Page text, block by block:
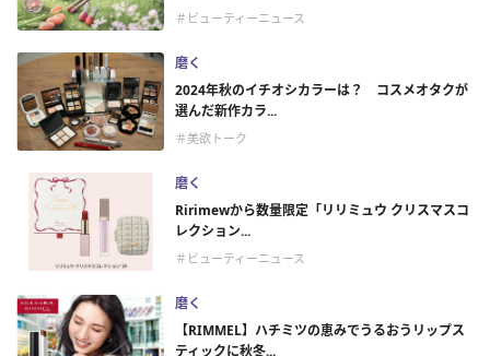
＃ビューティーニュース
磨く
2024年秋のイチオシカラーは？ コスメオタクが
選んだ新作カラ...
＃美欲トーク
磨く
Ririmewから数量限定「リリミュウ クリスマスコ
レクション...
＃ビューティーニュース
磨く
【RIMMEL】ハチミツの恵みでうるおうリップス
ティックに秋冬...